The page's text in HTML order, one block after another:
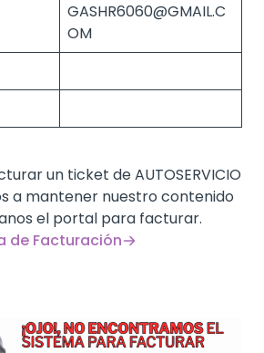
GASHR6060@GMAIL.C
OM
un ticket de AUTOSERVICIO
a mantener nuestro contenido
el portal para facturar.
de Facturación